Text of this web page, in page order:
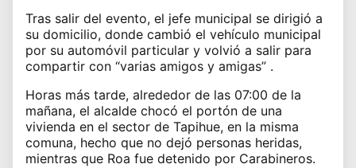
Tras salir del evento, el jefe municipal se dirigió a
su domicilio, donde cambió el vehículo municipal
por su automóvil particular y volvió a salir para
compartir con “varias amigos y amigas” .
Horas más tarde, alrededor de las 07:00 de la
mañana, el alcalde chocó el portón de una
vivienda en el sector de Tapihue, en la misma
comuna, hecho que no dejó personas heridas,
mientras que Roa fue detenido por Carabineros.